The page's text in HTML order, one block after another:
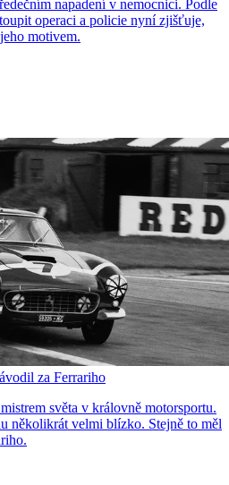
napadení v nemocnici. Podle
operaci a policie nyní zjišťuje,
motivem.
za Ferrariho
světa v královně motorsportu.
několikrát velmi blízko. Stejně to měl